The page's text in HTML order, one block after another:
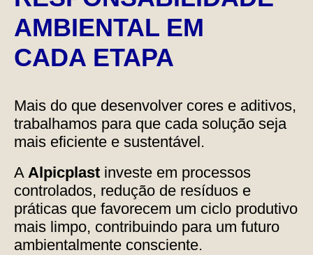
AMBIENTAL EM
CADA ETAPA
Mais do que desenvolver cores e aditivos,
trabalhamos para que cada solução seja
mais eficiente e sustentável.
A Alpicplast investe em processos
controlados, redução de resíduos e
práticas que favorecem um ciclo produtivo
mais limpo, contribuindo para um futuro
ambientalmente consciente.